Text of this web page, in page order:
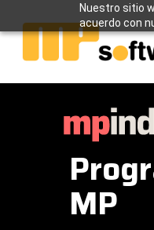
Nuestro sitio
acuerdo con
main
MP